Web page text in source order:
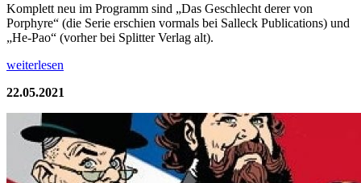
Komplett neu im Programm sind „Das Geschlecht derer von
Porphyre“ (die Serie erschien vormals bei Salleck Publications) und
„He-Pao“ (vorher bei Splitter Verlag alt).
weiterlesen
22.05.2021